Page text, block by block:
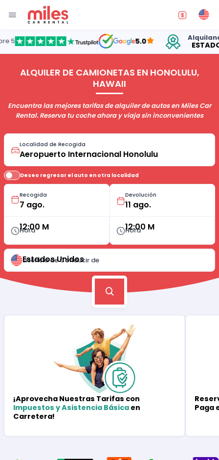
5.0 Alquilando
ESTADOS
ALQUILER DE CAMIONETAS EN HONOLULU,
HAWAII
Encuentra las mejores tarifas de alquiler de autos en Miles Car
Rental. Reserva tu coche ahora y viaja sin inconvenientes
Localidad de Recogida
Deseo regresar el auto en otra localidad
Recogida
Hora
12:00 M
Devolución
Hora
12:00 M
Licencia de Conducir de
Estados Unidos
¡Aprovecha Nuestras Tarifas con
Impuestos y Asistencia Básica en
Carretera!
Paga